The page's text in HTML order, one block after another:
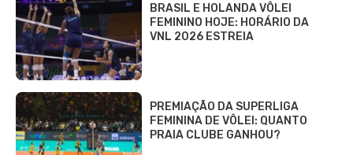
BRASIL E HOLANDA VÔLEI
FEMININO HOJE: HORÁRIO DA
VNL 2026 ESTREIA
PREMIAÇÃO DA SUPERLIGA
FEMININA DE VÔLEI: QUANTO
PRAIA CLUBE GANHOU?